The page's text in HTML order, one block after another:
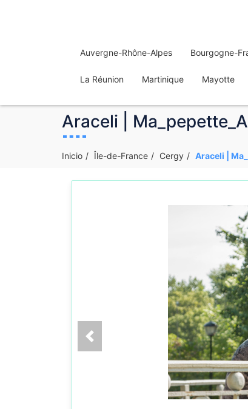
Auvergne-Rhône-Alpes Bourgogne-
La Réunion Martinique Mayotte
Araceli |
Inicio Île-de-France Cergy Araceli |